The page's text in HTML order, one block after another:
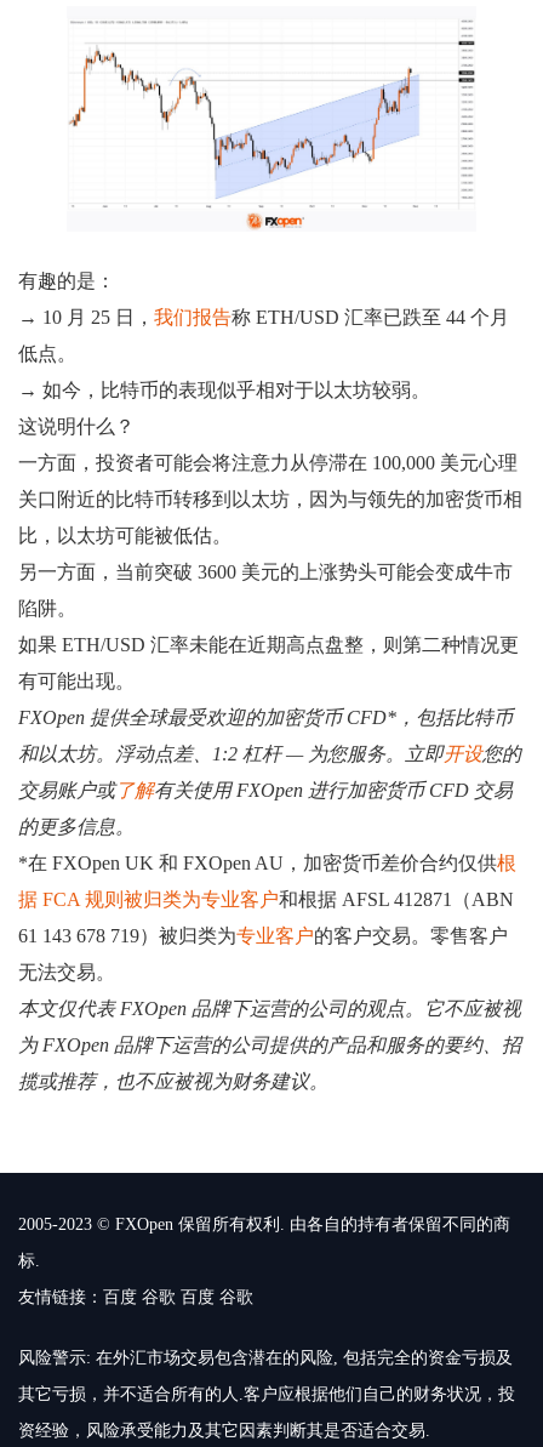
有趣的是：
→ 10 月 25 日， 我们报告称 ETH/USD 汇率已跌至 44 个月
低点。
→ 如今，比特币的表现似乎相对于以太坊较弱。
这说明什么？
一方面，投资者可能会将注意力从停滞在 100,000 美元心理
关口附近的比特币转移到以太坊，因为与领先的加密货币相
比，以太坊可能被低估。
另一方面，当前突破 3600 美元的上涨势头可能会变成牛市
陷阱。
如果 ETH/USD 汇率未能在近期高点盘整，则第二种情况更
有可能出现。
FXOpen 提供全球最受欢迎的加密货币 CFD*，包括比特币
和以太坊。浮动点差、1:2 杠杆 — 为您服务。立即开设您的
交易账户或了解有关使用 FXOpen 进行加密货币 CFD 交易
的更多信息。
*在 FXOpen UK 和 FXOpen AU，加密货币差价合约仅供根
据 FCA 规则被归类为专业客户和根据 AFSL 412871（ABN
61 143 678 719）被归类为专业客户的客户交易。零售客户
无法交易。
本文仅代表 FXOpen 品牌下运营的公司的观点。它不应被视
为 FXOpen 品牌下运营的公司提供的产品和服务的要约、招
揽或推荐，也不应被视为财务建议。
2005-2023 © FXOpen 保留所有权利. 由各自的持有者保留不同的商
标.
友情链接： 百度 谷歌 百度 谷歌
风险警示: 在外汇市场交易包含潜在的风险, 包括完全的资金亏损及
其它亏损，并不适合所有的人.客户应根据他们自己的财务状况，投
资经验，风险承受能力及其它因素判断其是否适合交易.